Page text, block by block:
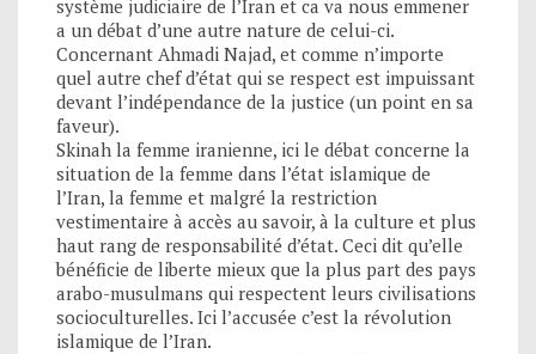
système judiciaire de l’Iran et ca va nous emmener
a un débat d’une autre nature de celui-ci.
Concernant Ahmadi Najad, et comme n’importe
quel autre chef d’état qui se respect est impuissant
devant l’indépendance de la justice (un point en sa
faveur).
Skinah la femme iranienne, ici le débat concerne la
situation de la femme dans l’état islamique de
l’Iran, la femme et malgré la restriction
vestimentaire à accès au savoir, à la culture et plus
haut rang de responsabilité d’état. Ceci dit qu’elle
bénéficie de liberte mieux que la plus part des pays
arabo-musulmans qui respectent leurs civilisations
socioculturelles. Ici l’accusée c’est la révolution
islamique de l’Iran.